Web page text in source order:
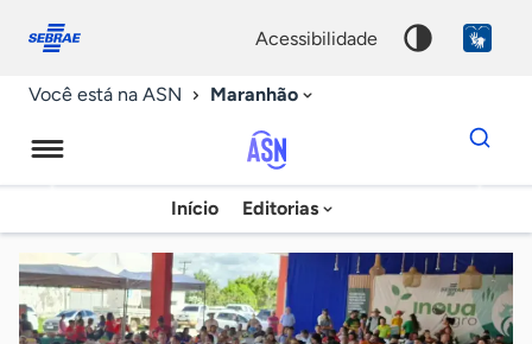
conosco
acessibilidade
Você está na ASN Maranhão
Agência
Sebrae
de
Notícias
Início Editorias
Dados
para
chave